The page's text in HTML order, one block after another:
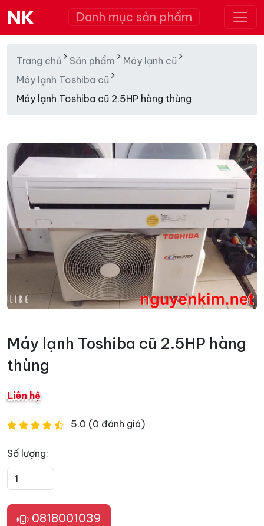
NK Danh mục sản phẩm
Trang chủ Sản phẩm
Máy lạnh cũ
Máy lạnh Toshiba cũ
Máy lạnh Toshiba cũ 2.5HP hàng thùng
Máy lạnh Toshiba cũ 2.5HP hàng
thùng
Liên hệ
5.0 (0 đánh giá)
Số lượng:
0818001039